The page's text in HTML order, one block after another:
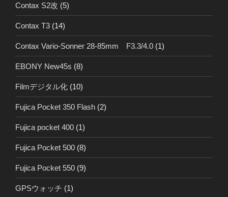
Contax S2改 (5)
Contax T3 (14)
Contax Vario-Sonner 28-85mm F3.3/4.0 (1)
EBONY New45s (8)
Filmデジタル化 (10)
Fujica Pocket 350 Flash (2)
Fujica pocket 400 (1)
Fujica Pocket 500 (8)
Fujica Pocket 550 (9)
GPSウォッチ (1)